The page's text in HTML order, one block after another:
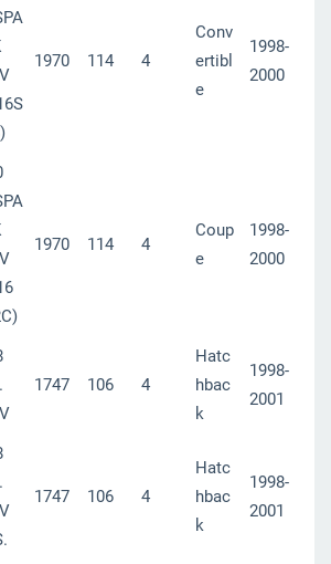
1970 114 4
Conv
ertibl
e
1998-
2000
1970 114 4
Coup
e
1998-
2000
1747 106 4
Hatc
hbac
k
1998-
2001
1747 106 4
Hatc
hbac
k
1998-
2001